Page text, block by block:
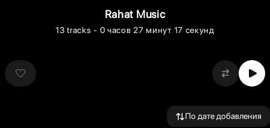
Rahat Music
13 tracks- 0 часов 27 минут 17 секунд
По дате добавления